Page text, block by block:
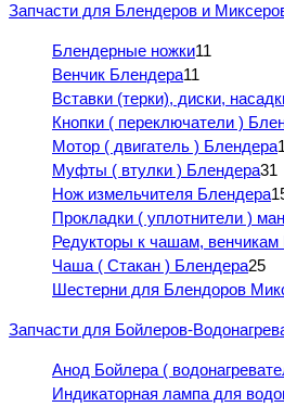
Запчасти для Блендеров и
Блендерные ножки11
Венчик Блендера11
Вставки (терки), диски,
Кнопки ( переключатели )
Мотор ( двигатель ) Блендера
Муфты ( втулки ) Блендера31
Нож измельчителя Блендера
Прокладки ( уплотнители )
Редукторы к чашам,
Чаша ( Стакан ) Блендера25
Шестерни для Блендоров
Запчасти для Бойлеров-
Анод Бойлера (
Индикаторная лампа для